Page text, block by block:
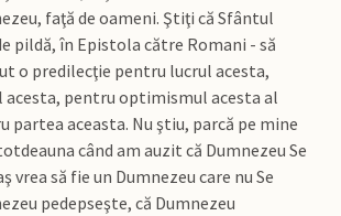
faţă de oameni. Ştiţi că Sfântul
pildă, în Epistola către Romani - să
o predilecţie pentru lucrul acesta,
pentru optimismul acesta al
partea aceasta. Nu ştiu, parcă pe mine
când am auzit că Dumnezeu Se
vrea să fie un Dumnezeu care nu Se
pedepseşte, că Dumnezeu